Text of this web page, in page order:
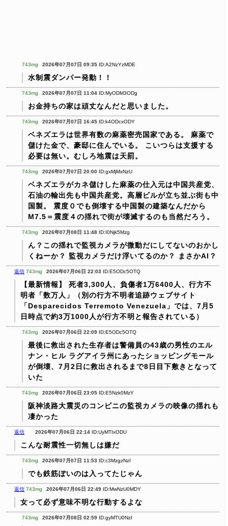
743mg 2026年07月07日 09:35 ID:A2NzYzMDE
水制震ダンパー発動！！
743mg 2026年07月07日 11:04 ID:MyODM3ODg
お金持ちの家は頑丈なんだと思いました。
743mg 2026年07月07日 16:45 ID:k4ODcxODY
ベネズエラは世界有数の麻薬密売国家である。
麻薬で
儲けた金で、豪邸に住んでいる。
こいつらは支援する
必要は無い。むしろ地震は天罰。
743mg 2026年07月07日 20:00 ID:gxMjMxNzU
ベネズエラがカネ儲けした麻薬の仕入元は中国共産党、
石油の輸出先も中国共産党。高層ビルが立ち並ぶ街も中
国製。
震度０でも倒壊する中国製の建築なんだから
M7.5＝震度４の揺れで街が壊滅するのも当然だろう。
743mg 2026年07月08日 11:48 ID:I0Njk5Mzg
ん？この揺れで監視カメラが微動だにしてないのおかし
くねーか？
監視カメラだけ浮いてるのか？ まさかAI？
返信 743mg 2026年07月06日 22:03 ID:E5ODc5OTQ
【最新情報】
死者3,300人、負傷者1万6400人、行方不
明者「数万人」（別の行方不明者追跡ウェブサイト
「Desparecidos Terremoto Venezuela」では、7月5
日時点で約3万1000人が行方不明と報告されている）
743mg 2026年07月06日 22:09 ID:E5ODc5OTQ
最後に救出された生存者は警備員の43歳の男性のエル
ナン・ヒル ラグアイラ州にあったショッピングモール
が倒壊、7月2日に救出されるまで8日目下敷きとなって
いた
743mg 2026年07月06日 23:05 ID:E5Nzk0MzY
阪神淡路大震災のコンビニの監視カメラの映像の揺れも
凄かった
返信 2026年07月06日 22:14 ID:UyMTIxODU
こんな耐震性一切無しは嫌だ
743mg 2026年07月07日 11:53 ID:c3MzgzNzI
でも鉄筋ぽいのは入ってたじゃん
返信 743mg 2026年07月06日 22:49 ID:MwNzU0MDY
女って必ず意味不明な行動するよな
743mg 2026年07月08日 02:59 ID:gyMTU0NzI